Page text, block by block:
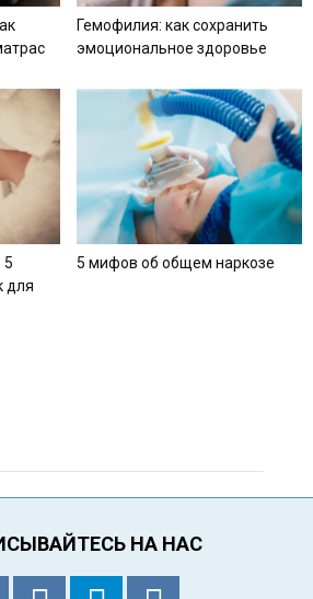
Гемофилия: как сохранить
эмоциональное здоровье
5
для
5 мифов об общем наркозе
НА НАС